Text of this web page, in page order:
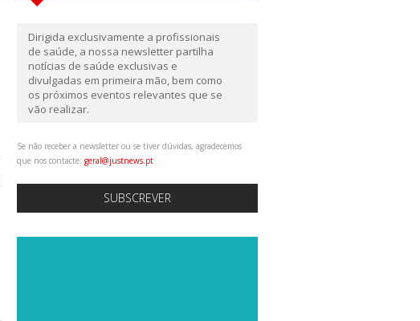
Dirigida exclusivamente a profissionais
de saúde, a nossa newsletter partilha
notícias de saúde exclusivas e
divulgadas em primeira mão, bem como
os próximos eventos relevantes que se
vão realizar.
Se não receber a newsletter ou se tiver dúvidas, agradecemos
que nos contacte: geral@justnews.pt
SUBSCREVER